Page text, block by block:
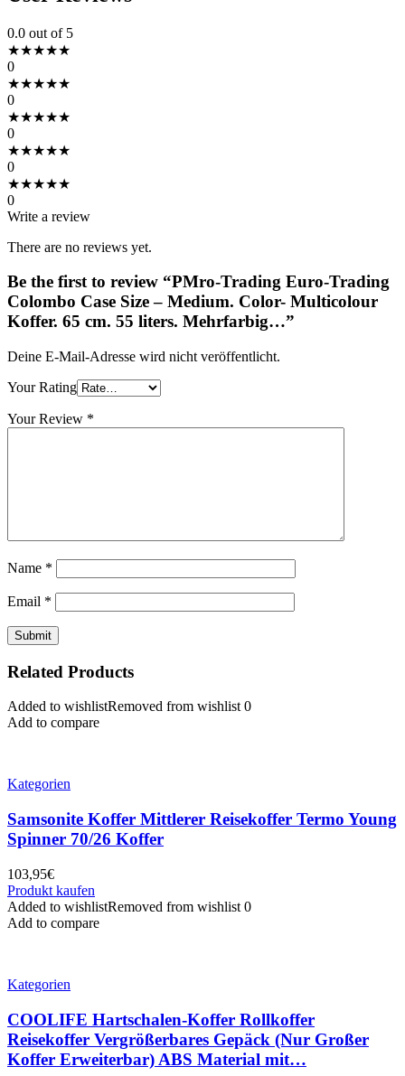
0.0 out of 5
★★★★★
0
★★★★★
0
★★★★★
0
★★★★★
0
★★★★★
0
Write a review
There are no reviews yet.
Be the first to review “PMro-Trading Euro-Trading
Colombo Case Size – Medium. Color- Multicolour
Koffer. 65 cm. 55 liters. Mehrfarbig…”
Deine E-Mail-Adresse wird nicht veröffentlicht.
Your Rating
Your Review *
Name *
Email *
Related Products
Added to wishlistRemoved from wishlist 0
Add to compare
Kategorien
Samsonite Koffer Mittlerer Reisekoffer Termo Young
Spinner 70/26 Koffer
103,95€
Produkt kaufen
Added to wishlistRemoved from wishlist 0
Add to compare
Kategorien
COOLIFE Hartschalen-Koffer Rollkoffer
Reisekoffer Vergrößerbares Gepäck (Nur Großer
Koffer Erweiterbar) ABS Material mit…